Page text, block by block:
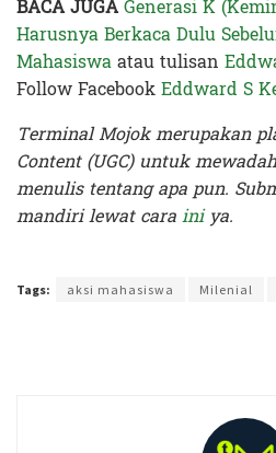
BACA JUGAGenerasi K
Harusnya Berkaca Dulu
Mahasiswaatau tulisan
Follow FacebookEddward S
Terminal Mojok merupakan
Content (UGC) untuk
menulis tentang apa pun.
mandiri lewat carainiya.
Tags: aksi mahasiswa Milenial